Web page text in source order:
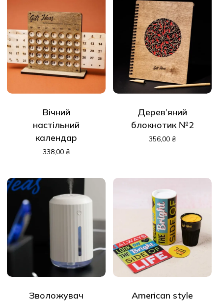
Вічний
настільний
календар
338,00 ₴
Дерев’яний
блокнотик №2
356,00 ₴
Зволожувач
American style